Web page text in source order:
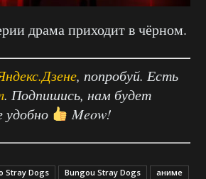
драма приходит в чёрном.
, попробуй. Есть
. Подпишись, нам будет
удобно
Meow!
Stray Dogs Bungou Stray Dogs
аниме